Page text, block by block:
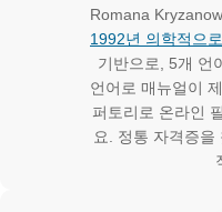
Romana
1992년 의학적으
기반으로, 5개 언
언어로 매뉴얼이
퍼토리로 온라인
요. 정통 자격증